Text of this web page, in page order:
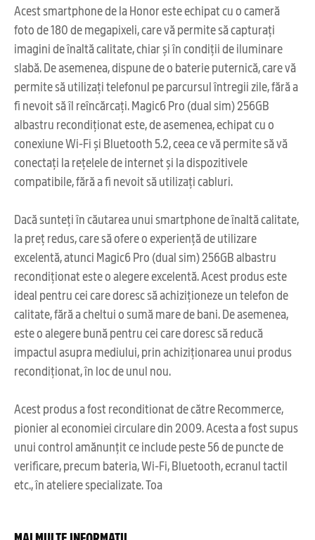
Acest smartphone de la Honor este echipat cu o cameră
foto de 180 de megapixeli, care vă permite să capturați
imagini de înaltă calitate, chiar și în condiții de iluminare
slabă. De asemenea, dispune de o baterie puternică, care vă
permite să utilizați telefonul pe parcursul întregii zile, fără a
fi nevoit să îl reîncărcați. Magic6 Pro (dual sim) 256GB
albastru recondiționat este, de asemenea, echipat cu o
conexiune Wi-Fi și Bluetooth 5.2, ceea ce vă permite să vă
conectați la rețelele de internet și la dispozitivele
compatibile, fără a fi nevoit să utilizați cabluri.
Dacă sunteți în căutarea unui smartphone de înaltă calitate,
la preț redus, care să ofere o experiență de utilizare
excelentă, atunci Magic6 Pro (dual sim) 256GB albastru
recondiționat este o alegere excelentă. Acest produs este
ideal pentru cei care doresc să achiziționeze un telefon de
calitate, fără a cheltui o sumă mare de bani. De asemenea,
este o alegere bună pentru cei care doresc să reducă
impactul asupra mediului, prin achiziționarea unui produs
recondiționat, în loc de unul nou.
Acest produs a fost reconditionat de către Recommerce,
pionier al economiei circulare din 2009. Acesta a fost supus
unui control amănunțit ce include peste 56 de puncte de
verificare, precum bateria, Wi-Fi, Bluetooth, ecranul tactil
etc., în ateliere specializate. Toa